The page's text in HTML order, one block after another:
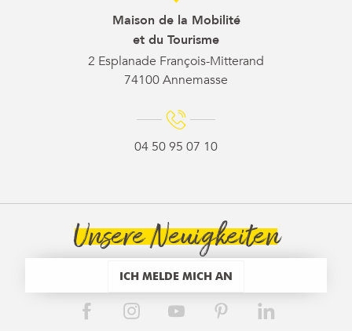
Maison de la Mobilité
et du Tourisme
2 Esplanade François-Mitterand
74100 Annemasse
04 50 95 07 10
Unsere Neuigkeiten
ICH MELDE MICH AN